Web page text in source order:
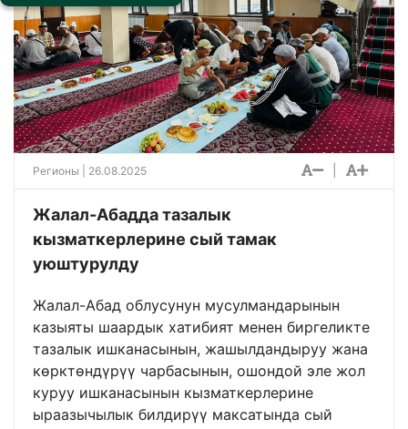
Регионы | 26.08.2025
Жалал-Абадда тазалык
кызматкерлерине сый тамак
уюштурулду
Жалал-Абад облусунун мусулмандарынын
казыяты шаардык хатибият менен биргеликте
тазалык ишканасынын, жашылдандыруу жана
көрктөндүрүү чарбасынын, ошондой эле жол
куруу ишканасынын кызматкерлерине
ыраазычылык билдирүү максатында сый